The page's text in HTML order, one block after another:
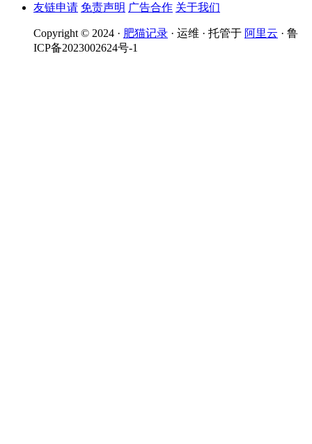
友链申请 免责声明 广告合作 关于我们
Copyright © 2024 · 肥猫记录 · 运维 · 托管于 阿里云 · 鲁
ICP备2023002624号-1